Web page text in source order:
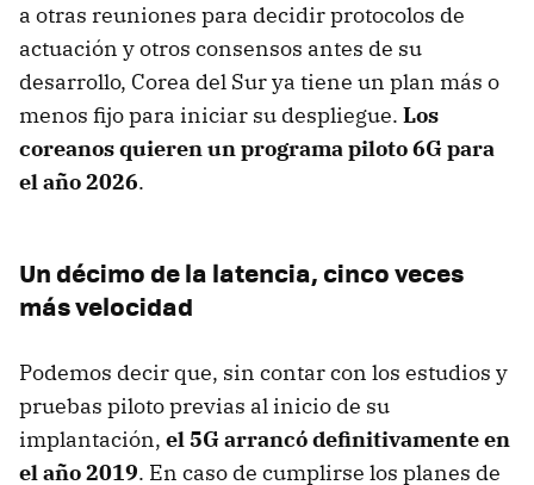
a otras reuniones para decidir protocolos de
actuación y otros consensos antes de su
desarrollo, Corea del Sur ya tiene un plan más o
menos fijo para iniciar su despliegue. Los
coreanos quieren un programa piloto 6G para
el año 2026.
Un décimo de la latencia, cinco veces
más velocidad
Podemos decir que, sin contar con los estudios y
pruebas piloto previas al inicio de su
implantación, el 5G arrancó definitivamente en
el año 2019. En caso de cumplirse los planes de